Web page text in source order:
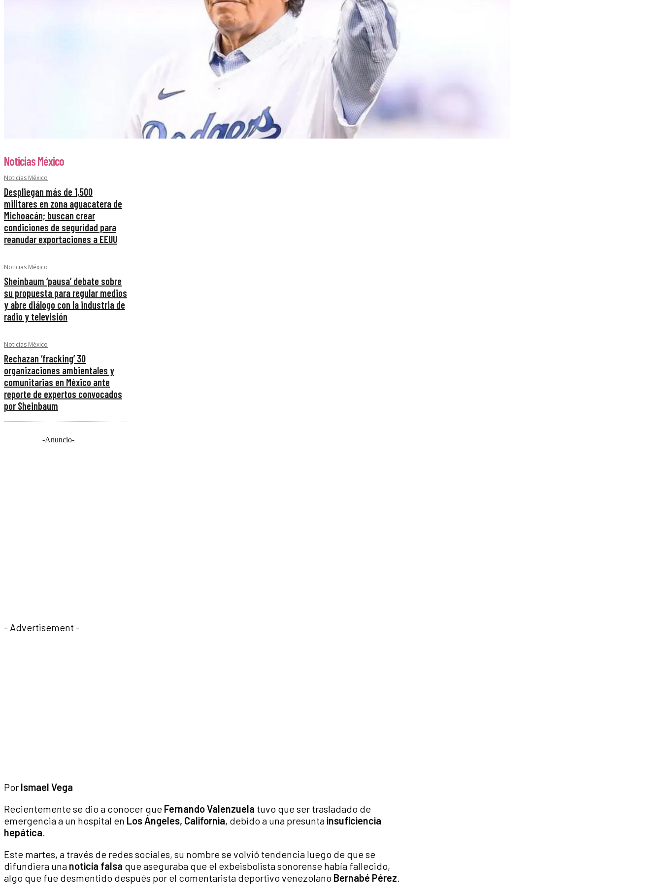
Noticias México
Noticias México
Despliegan más de 1,500
militares en zona aguacatera de
Michoacán; buscan crear
condiciones de seguridad para
reanudar exportaciones a EEUU
Noticias México
Sheinbaum ‘pausa’ debate sobre
su propuesta para regular medios
y abre diálogo con la industria de
radio y televisión
Noticias México
Rechazan ‘fracking’ 30
organizaciones ambientales y
comunitarias en México ante
reporte de expertos convocados
por Sheinbaum
-Anuncio-
- Advertisement -
Por Ismael Vega
Recientemente se dio a conocer que Fernando Valenzuela tuvo que ser trasladado de
emergencia a un hospital en Los Ángeles, California, debido a una presunta insuficiencia
hepática.
Este martes, a través de redes sociales, su nombre se volvió tendencia luego de que se
difundiera una noticia falsa que aseguraba que el exbeisbolista sonorense había fallecido,
algo que fue desmentido después por el comentarista deportivo venezolano Bernabé Pérez.